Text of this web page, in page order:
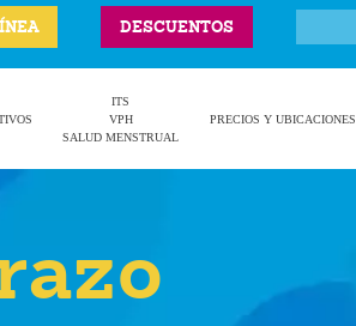
DESCUENTOS
ITS
VPH
SALUD MENSTRUAL
PRECIOS Y UBICACIONES